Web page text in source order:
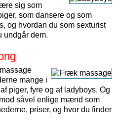
sig som
som dansere og som
og hvordan du som sexturist
undgår dem.
mange i
piger, fyre og af ladyboys. Og
såvel enlige mænd som
priser, og hvor du finder